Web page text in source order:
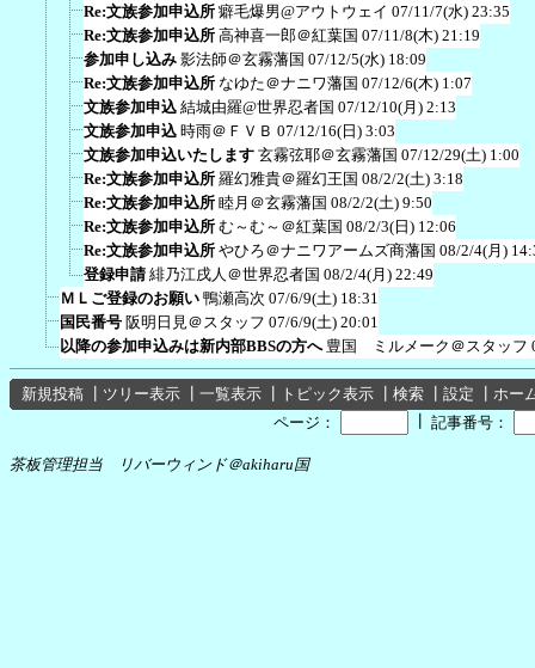
Re:文族参加申込所 癖毛爆男@アウトウェイ 07/11/7(水) 23:35
Re:文族参加申込所 高神喜一郎＠紅葉国 07/11/8(木) 21:19
参加申し込み 影法師＠玄霧藩国 07/12/5(水) 18:09
Re:文族参加申込所 なゆた＠ナニワ藩国 07/12/6(木) 1:07
文族参加申込 結城由羅@世界忍者国 07/12/10(月) 2:13
文族参加申込 時雨＠ＦＶＢ 07/12/16(日) 3:03
文族参加申込いたします 玄霧弦耶＠玄霧藩国 07/12/29(土) 1:00
Re:文族参加申込所 羅幻雅貴＠羅幻王国 08/2/2(土) 3:18
Re:文族参加申込所 睦月＠玄霧藩国 08/2/2(土) 9:50
Re:文族参加申込所 む～む～＠紅葉国 08/2/3(日) 12:06
Re:文族参加申込所 やひろ＠ナニワアームズ商藩国 08/2/4(月)
登録申請 緋乃江戌人＠世界忍者国 08/2/4(月) 22:49
ＭＬご登録のお願い 鴨瀬高次 07/6/9(土) 18:31
国民番号 阪明日見＠スタッフ 07/6/9(土) 20:01
以降の参加申込みは新内部BBSの方へ 豊国 ミルメーク＠スタッフ
新規投稿 ツリー表示 一覧表示 トピック表示 検索 設定
ホー
ページ：
記事番号：
茶板管理担当 リバーウィンド＠akiharu国